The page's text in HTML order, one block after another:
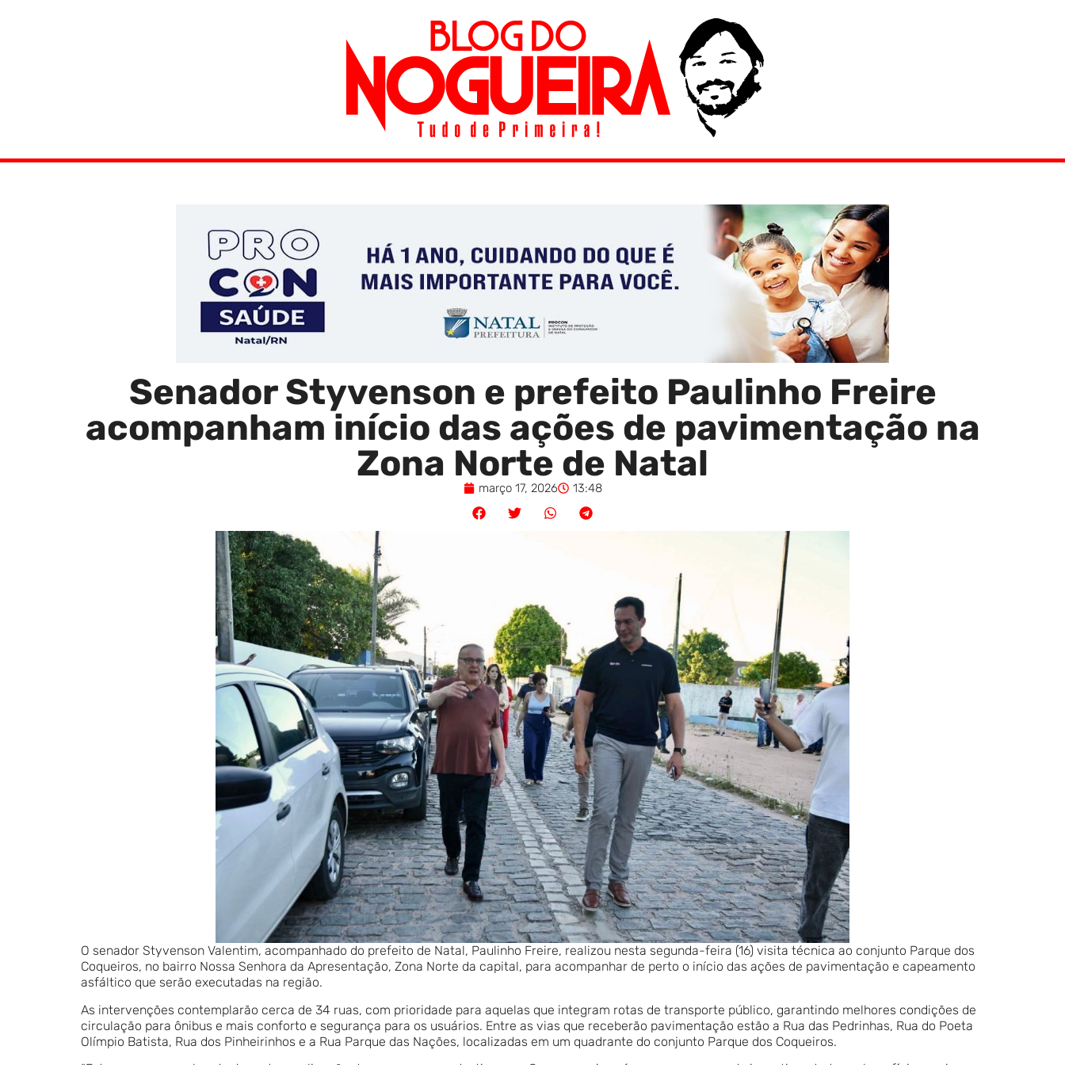
Senador Styvenson e prefeito Paulinho Freire
acompanham início das ações de pavimentação na
Zona Norte de Natal
março 17, 2026 13:48
O senador Styvenson Valentim, acompanhado do prefeito de Natal, Paulinho Freire, realizou nesta segunda-feira (16) visita técnica ao conjunto Parque dos
Coqueiros, no bairro Nossa Senhora da Apresentação, Zona Norte da capital, para acompanhar de perto o início das ações de pavimentação e capeamento
asfáltico que serão executadas na região.
As intervenções contemplarão cerca de 34 ruas, com prioridade para aquelas que integram rotas de transporte público, garantindo melhores condições de
circulação para ônibus e mais conforto e segurança para os usuários. Entre as vias que receberão pavimentação estão a Rua das Pedrinhas, Rua do Poeta
Olímpio Batista, Rua dos Pinheirinhos e a Rua Parque das Nações, localizadas em um quadrante do conjunto Parque dos Coqueiros.